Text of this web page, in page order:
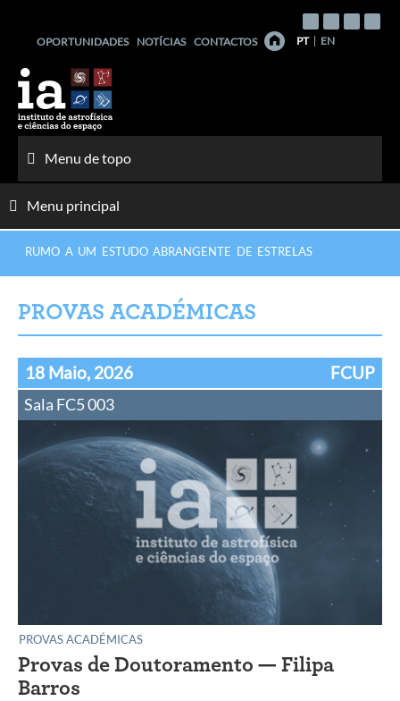
conteúdo
OPORTUNIDADES NOTÍCIAS CONTACTOS PT EN
Menu de topo
Menu principal
RUMO A UM ESTUDO ABRANGENTE DE ESTRELAS
PROVAS ACADÉMICAS
18 Maio, 2026 FCUP
Sala FC5 003
PROVAS ACADÉMICAS
Provas de Doutoramento — Filipa
Barros